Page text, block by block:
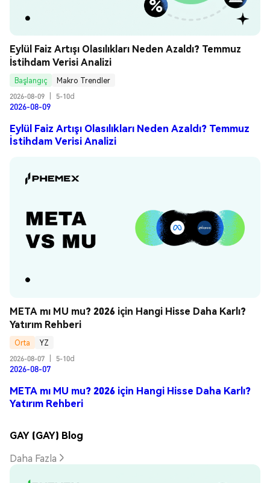
Eylül Faiz Artışı Olasılıkları Neden Azaldı? Temmuz
İstihdam Verisi Analizi
Başlangıç
Makro Trendler
2026-08-09
5-10d
2026-08-09
Eylül Faiz Artışı Olasılıkları Neden Azaldı? Temmuz
İstihdam Verisi Analizi
META mı MU mu? 2026 için Hangi Hisse Daha Karlı?
Yatırım Rehberi
Orta
YZ
2026-08-07
5-10d
2026-08-07
META mı MU mu? 2026 için Hangi Hisse Daha Karlı?
Yatırım Rehberi
GAY (GAY) Blog
Daha Fazla